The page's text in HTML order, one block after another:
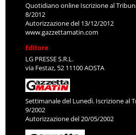
Quotidiano online Iscrizione al
8/2012
Autorizzazione del 13/12/2012
www.gazzettamatin.com
Editore
LG PRESSE S.R.L.
via Festaz, 52 11100 AOSTA
Settimanale del Lunedì. Iscrizione al
9/2002
Autorizzazione del 20/05/2002